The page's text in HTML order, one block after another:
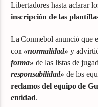
Libertadores hasta aclarar
inscripción de las
La Conmebol anunció que
con«normalidad» y
forma» de las listas de
responsabilidad»de los
reclamos del equipo de
entidad.